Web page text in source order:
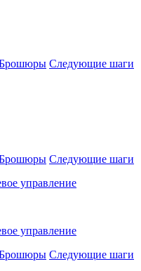
Следующие шаги
Следующие шаги
управление
управление
Следующие шаги